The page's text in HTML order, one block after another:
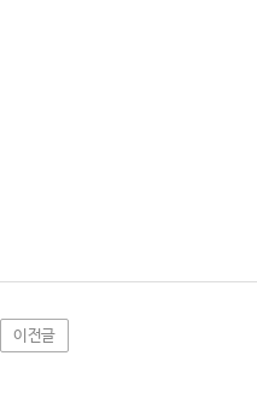
이전글